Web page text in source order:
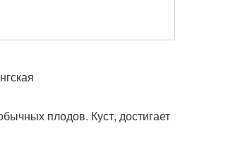
плодов. Куст, достигает